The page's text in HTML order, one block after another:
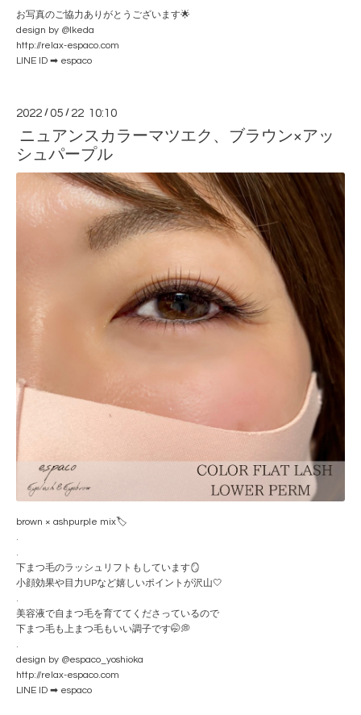
お写真のご協力ありがとうございます🌟
design by @Ikeda
http://relax-espaco.com
LINE ID ➡ espaco
2022 /05 / 22 10:10
ニュアンスカラーマツエク、ブラウン×アッ
シュパープル
brown × ashpurple mix🏷
.
.
下まつ毛のラッシュリフトもしています🪞
小顔効果や目力UPなど嬉しいポイントが沢山🤍
.
美容液で自まつ毛を育ててくださっているので
下まつ毛も上まつ毛もいい調子です🤭💭
.
design by @espaco_yoshioka
http://relax-espaco.com
LINE ID ➡ espaco